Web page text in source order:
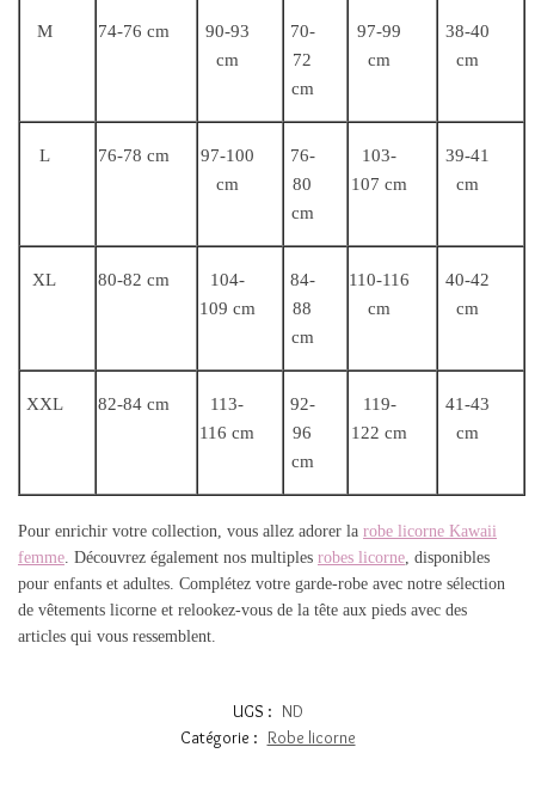
M 74-76 cm
90-93
cm
70-
72
cm
97-99
cm
38-40
cm
L 76-78 cm
97-100
cm
76-
80
cm
103-
107 cm
39-41
cm
XL 80-82 cm
104-
109 cm
84-
88
cm
110-116
cm
40-42
cm
XXL 82-84 cm
113-
116 cm
92-
96
cm
119-
122 cm
41-43
cm
Pour enrichir votre collection, vous allez adorer la robe licorne Kawaii
femme. Découvrez également nos multiples robes licorne, disponibles
pour enfants et adultes. Complétez votre garde-robe avec notre sélection
de vêtements licorne et relookez-vous de la tête aux pieds avec des
articles qui vous ressemblent.
UGS : ND
Catégorie : Robe licorne